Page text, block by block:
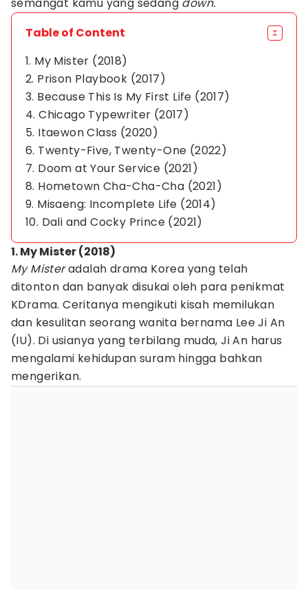
Table of Content
1. My Mister (2018)
2. Prison Playbook (2017)
3. Because This Is My First Life (2017)
4. Chicago Typewriter (2017)
5. Itaewon Class (2020)
6. Twenty-Five, Twenty-One (2022)
7. Doom at Your Service (2021)
8. Hometown Cha-Cha-Cha (2021)
9. Misaeng: Incomplete Life (2014)
10. Dali and Cocky Prince (2021)
1. My Mister (2018)
My Misteradalah drama Korea yang telah
ditonton dan banyak disukai oleh para penikmat
KDrama. Ceritanya mengikuti kisah memilukan
dan kesulitan seorang wanita bernama Lee Ji An
(IU). Di usianya yang terbilang muda, Ji An harus
mengalami kehidupan suram hingga bahkan
mengerikan.